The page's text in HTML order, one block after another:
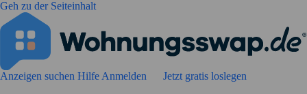
Geh zu der Seiteinhalt
Anzeigen suchen Hilfe Anmelden Jetzt gratis loslegen